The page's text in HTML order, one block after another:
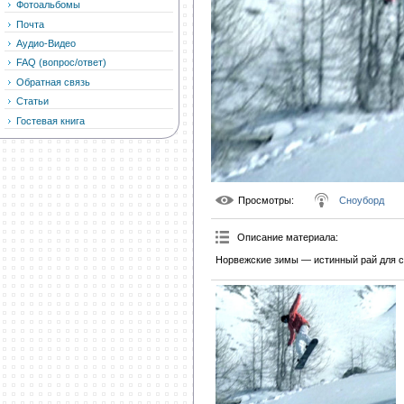
Фотоальбомы
Почта
Аудио-Видео
FAQ (вопрос/ответ)
Обратная связь
Статьи
Гостевая книга
Просмотры: Сноуборд
Описание материала:
Норвежские зимы — истинный рай для